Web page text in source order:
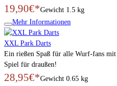
19,90€*Gewicht 1.5 kg
Mehr Informationen
XXL Park Darts
Ein rießen Spaß für alle Wurf-fans
Spiel für draußen!
28,95€*Gewicht 0.65 kg